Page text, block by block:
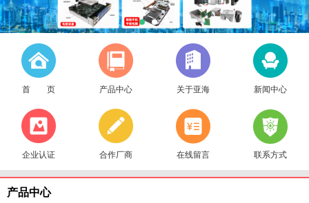
首 页 产品中心 关于亚海 新闻中心
企业认证 合作厂商 在线留言 联系方式
产品中心